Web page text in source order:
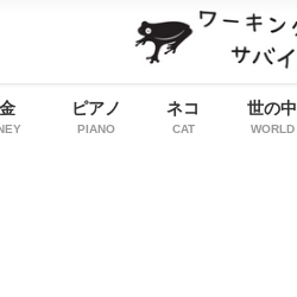
ピアノ
PIANO
ネコ
CAT
世の中
WORLD